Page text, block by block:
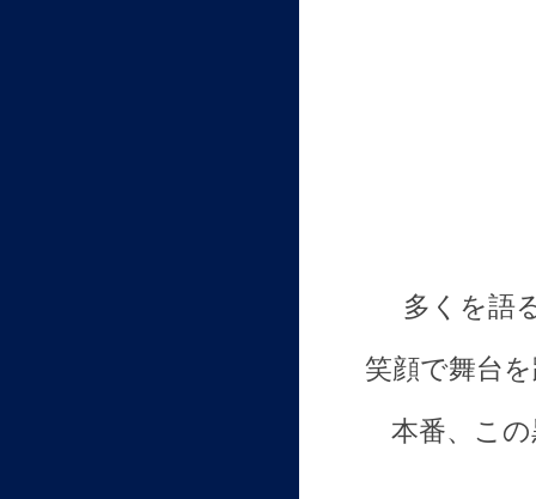
多くを語
笑顔で舞台
本番、こ